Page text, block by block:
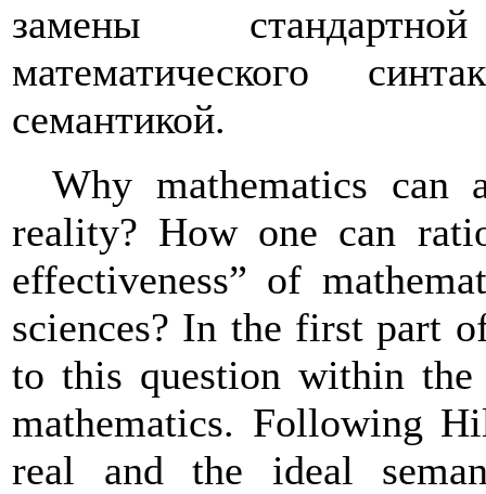
замены
математического
семантикой.
Why mathematics can
reality? How one can
effectiveness” of
sciences? In the first part
to this question within the
mathematics. Following
real and the ideal